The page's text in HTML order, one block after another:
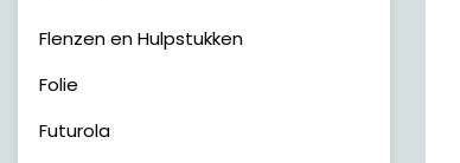
Flenzen en Hulpstukken
Folie
Futurola